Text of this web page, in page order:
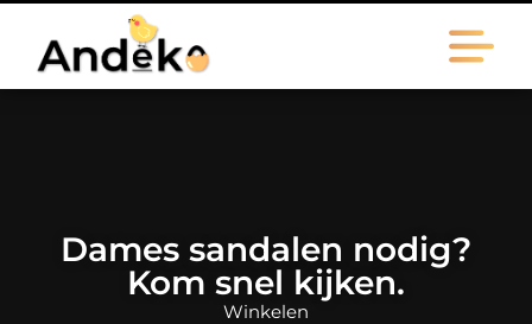
Dames sandalen nodig?
Kom snel kijken.
Winkelen